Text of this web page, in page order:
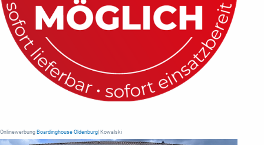
Onlinewerbung Boardinghouse Oldenburg | Kowalski